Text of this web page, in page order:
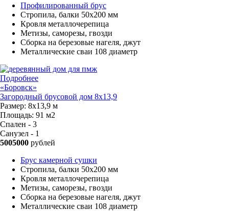
Профилированный брус
Стропила, балки 50х200 мм
Кровля металлочерепица
Метизы, саморезы, гвозди
Сборка на березовые нагеля, джут
Металлические сваи 108 диаметр
Подробнее
«Боровск»
Загородный брусовой дом 8х13,9
Размер: 8х13,9 м
Площадь: 91 м2
Спален - 3
Санузел - 1
5005000 рублей
Брус камерной сушки
Стропила, балки 50х200 мм
Кровля металлочерепица
Метизы, саморезы, гвозди
Сборка на березовые нагеля, джут
Металлические сваи 108 диаметр